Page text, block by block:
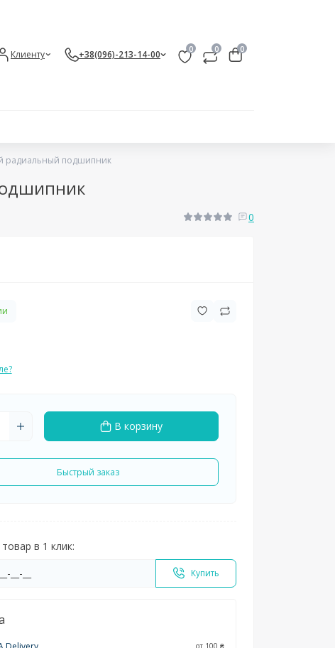
Клиенту +38(096)-213-14-00 0 0 0
радиальный подшипник
0
В корзину
Быстрый заказ
в 1 клик:
Купить
от 100 ₴